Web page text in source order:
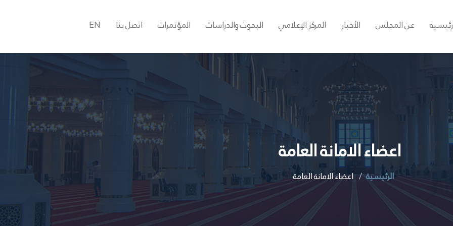
عن المجلس الأخبار المركز الإعلامي البحوث والدراسات المؤتمرات اتصل بنا EN
اعضاء الامانة العامة
الرئيسية اعضاء الامانة العامة